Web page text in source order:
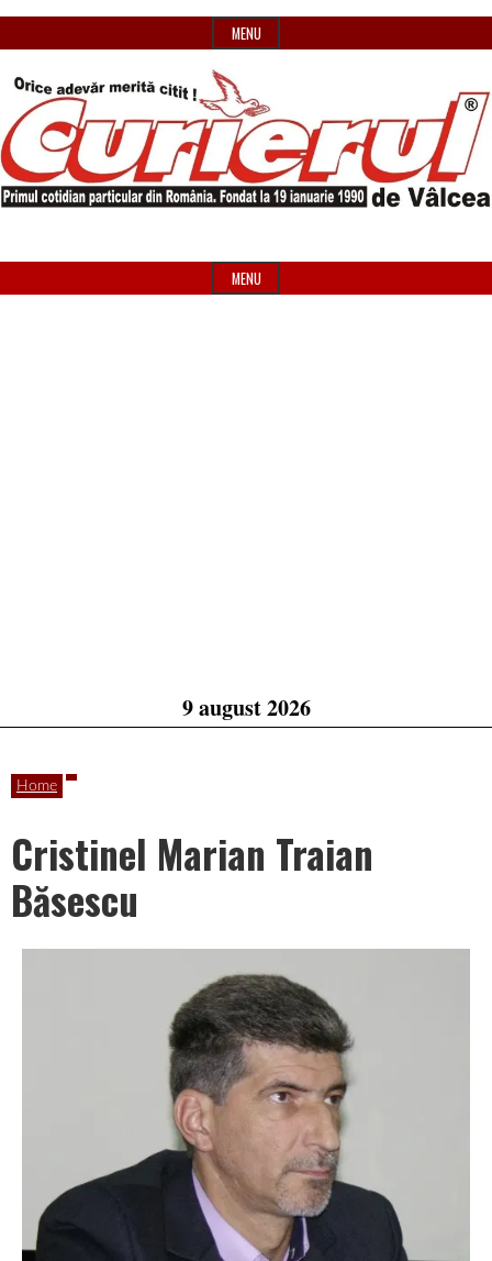
to
MENU
Curierul
Header
Widget
MENU
9 august 2026
Home
Cristinel Marian Traian
Băsescu